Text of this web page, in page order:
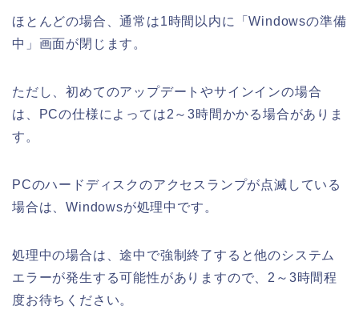
ほとんどの場合、通常は1時間以内に「Windowsの準備
中」画面が閉じます。
ただし、初めてのアップデートやサインインの場合
は、PCの仕様によっては2～3時間かかる場合がありま
す。
PCのハードディスクのアクセスランプが点滅している
場合は、Windowsが処理中です。
処理中の場合は、途中で強制終了すると他のシステム
エラーが発生する可能性がありますので、2～3時間程
度お待ちください。